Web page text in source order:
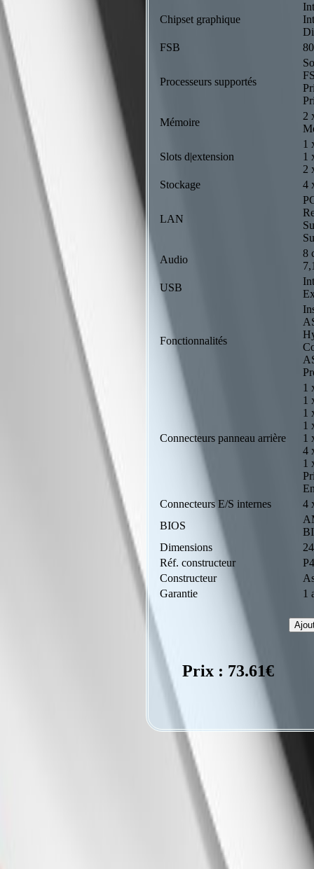
Chipset graphique
FSB
Processeurs supportés
Mémoire
2
Slots d|extension
1
1
2
Stockage
4
LAN
Audio
8
USB
Fonctionnalités
Connecteurs panneau arrière
1
1
1
1
1
4
1
Connecteurs E/S internes
4
BIOS
Dimensions
Réf. constructeur
Constructeur
Garantie
1
Prix : 73.61€